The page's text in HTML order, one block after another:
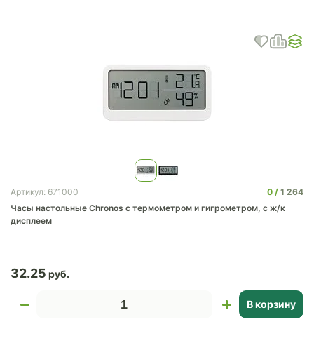
Артикул: 671000 0
1 264
Часы настольные Chronos с термометром и гигрометром, с ж/к
дисплеем
32.25
В корзину